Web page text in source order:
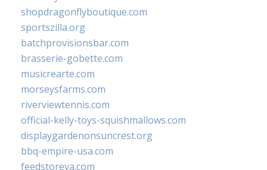
shopdragonflyboutique.com
sportszilla.org
batchprovisionsbar.com
brasserie-gobette.com
musicrearte.com
morseysfarms.com
riverviewtennis.com
official-kelly-toys-squishmallows.com
displaygardenonsuncrest.org
bbq-empire-usa.com
feedstoreva.com